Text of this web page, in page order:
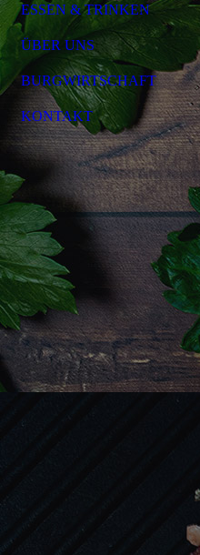
ESSEN & TRINKEN
ÜBER UNS
BURGWIRTSCHAFT
KONTAKT